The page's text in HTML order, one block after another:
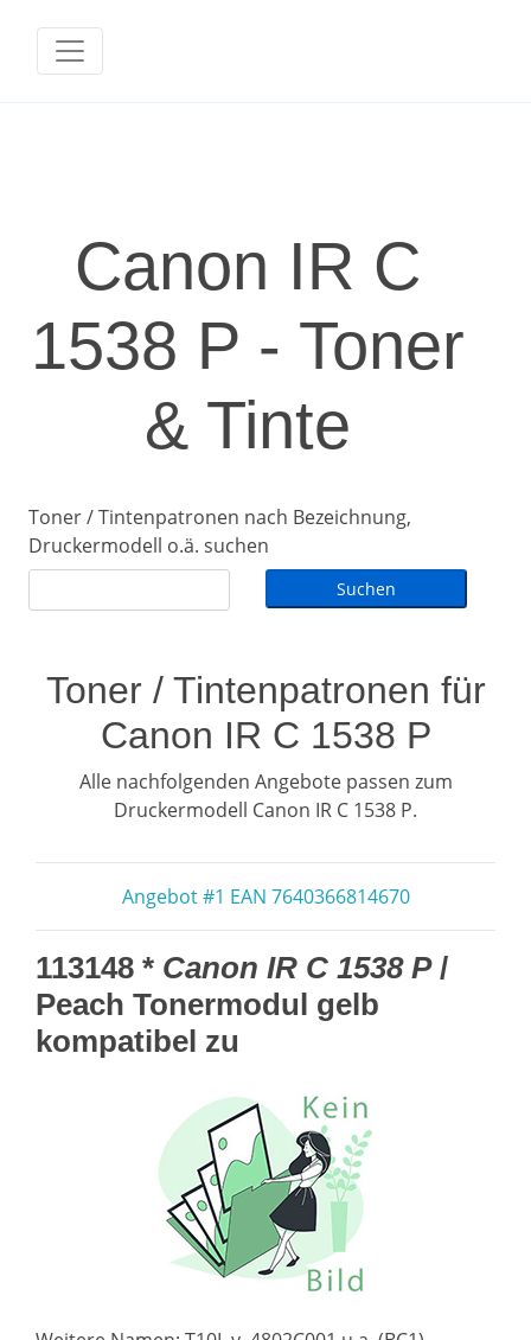
Canon IR C
1538 P - Toner
& Tinte
Toner / Tintenpatronen nach Bezeichnung,
Druckermodell o.ä. suchen
Toner / Tintenpatronen für
Canon IR C 1538 P
Alle nachfolgenden Angebote passen zum
Druckermodell Canon IR C 1538 P.
Angebot #1 EAN 7640366814670
113148 * Canon IR C 1538 P/
Peach Tonermodul gelb
kompatibel zu